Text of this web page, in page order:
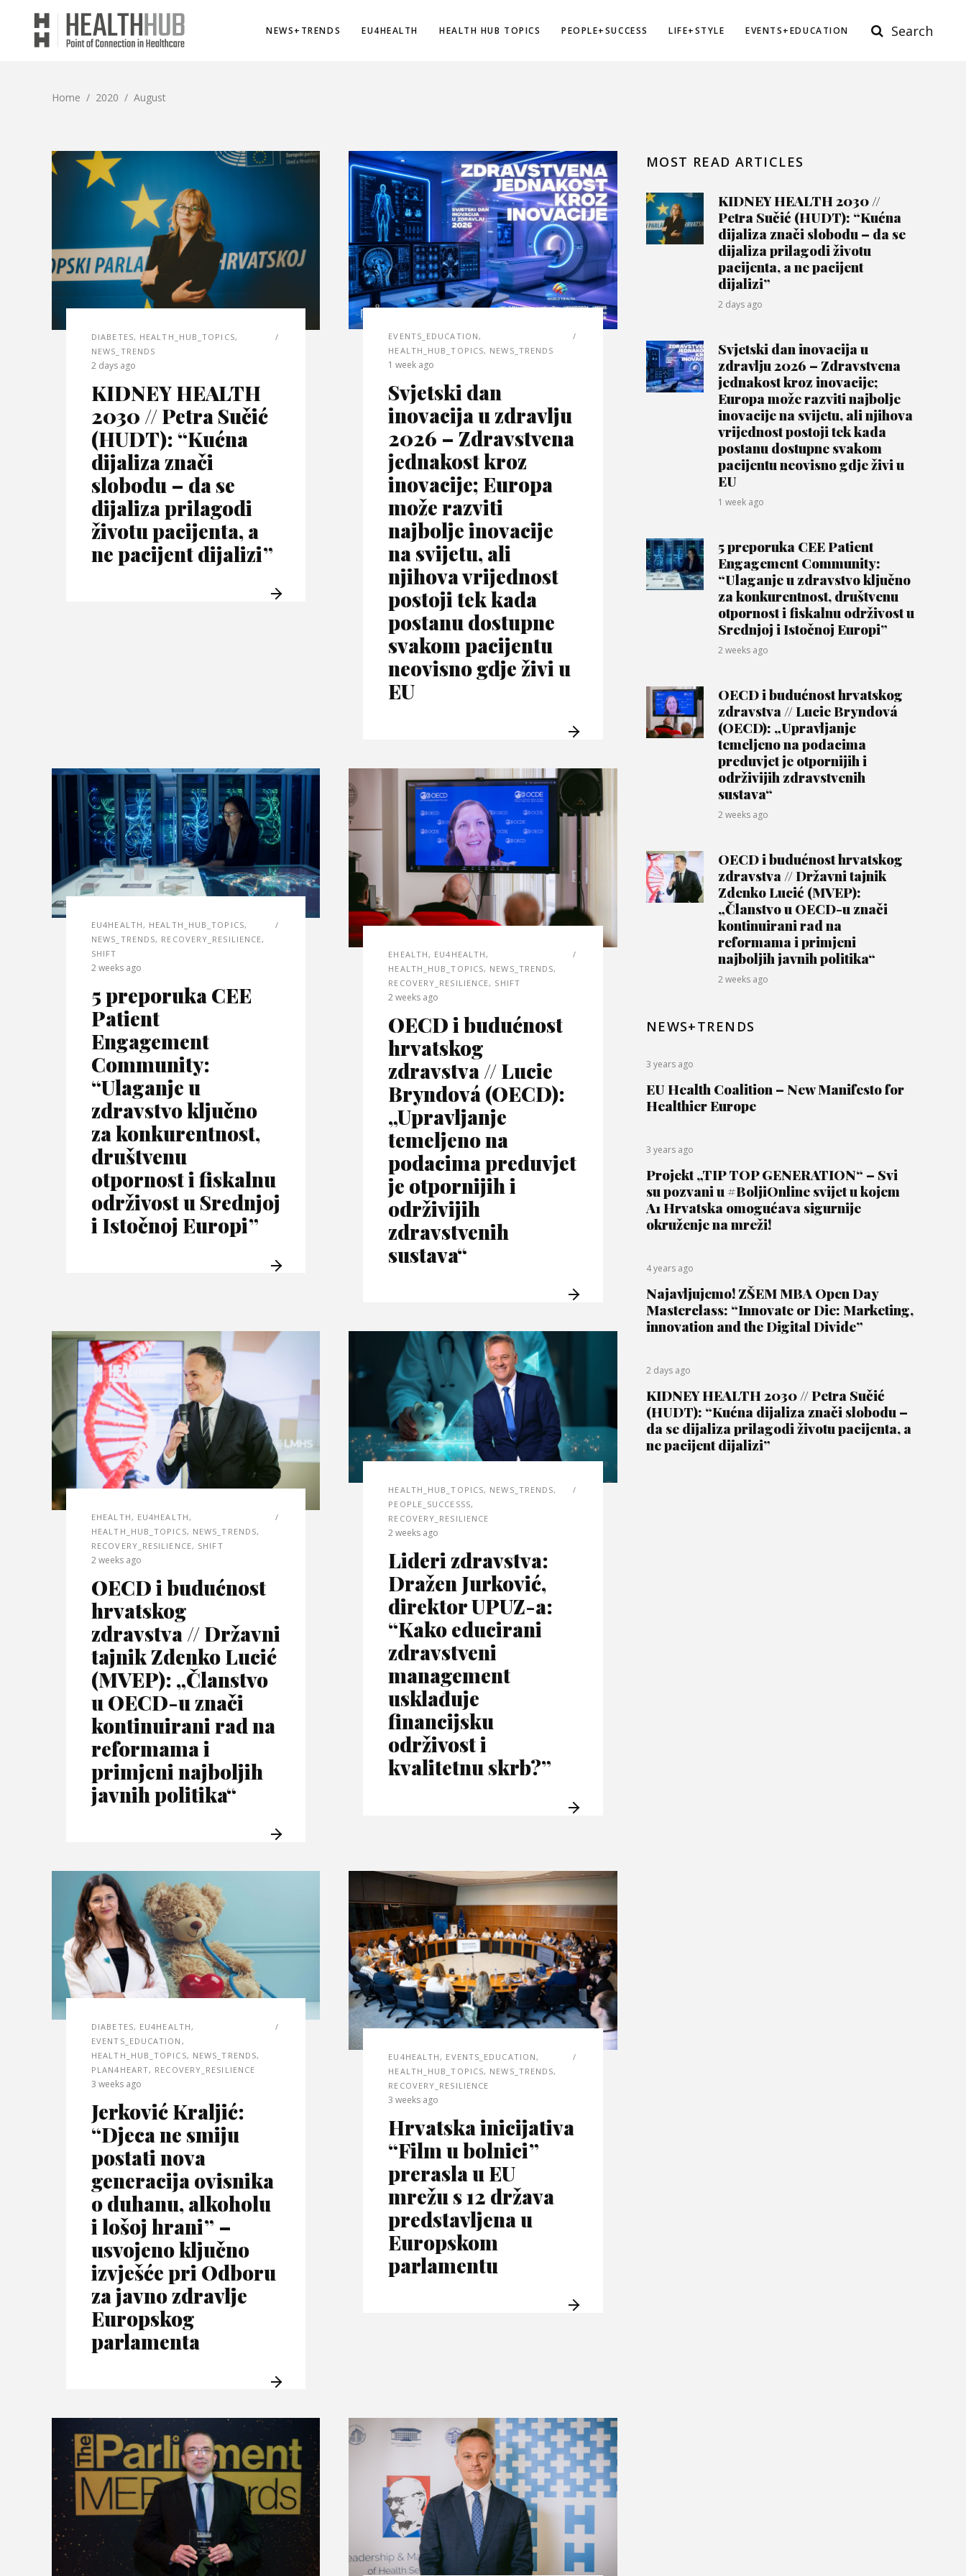
NEWS+TRENDS EU4HEALTH HEALTH HUB TOPICS PEOPLE+SUCCESS LIFE+STYLE EVENTS+EDUCATION Search
Home / 2020 / August
DIABETES, HEALTH_HUB_TOPICS,
NEWS_TRENDS
2 days ago
KIDNEY HEALTH
2030 // Petra Sučić
(HUDT): “Kućna
dijaliza znači
slobodu – da se
dijaliza prilagodi
životu pacijenta, a
ne pacijent dijalizi”
EVENTS_EDUCATION,
HEALTH_HUB_TOPICS, NEWS_TRENDS
1 week ago
Svjetski dan
inovacija u zdravlju
2026 – Zdravstvena
jednakost kroz
inovacije; Europa
može razviti
najbolje inovacije
na svijetu, ali
njihova vrijednost
postoji tek kada
postanu dostupne
svakom pacijentu
neovisno gdje živi u
EU
EU4HEALTH, HEALTH_HUB_TOPICS,
NEWS_TRENDS, RECOVERY_RESILIENCE,
SHIFT
2 weeks ago
5 preporuka CEE
Patient
Engagement
Community:
“Ulaganje u
zdravstvo ključno
za konkurentnost,
društvenu
otpornost i fiskalnu
održivost u Srednjoj
i Istočnoj Europi”
EHEALTH , EU4HEALTH ,
HEALTH_HUB_TOPICS, NEWS_TRENDS,
RECOVERY_RESILIENCE, SHIFT
2 weeks ago
OECD i budućnost
hrvatskog
zdravstva // Lucie
Bryndová (OECD):
„Upravljanje
temeljeno na
podacima preduvjet
je otpornijih i
održivijih
zdravstvenih
sustava“
EHEALTH , EU4HEALTH ,
HEALTH_HUB_TOPICS, NEWS_TRENDS,
RECOVERY_RESILIENCE, SHIFT
2 weeks ago
OECD i budućnost
hrvatskog
zdravstva // Državni
tajnik Zdenko Lucić
(MVEP): „Članstvo
u OECD-u znači
kontinuirani rad na
reformama i
primjeni najboljih
javnih politika“
HEALTH_HUB_TOPICS, NEWS_TRENDS,
PEOPLE_SUCCESSS,
RECOVERY_RESILIENCE
2 weeks ago
Lideri zdravstva:
Dražen Jurković,
direktor UPUZ-a:
“Kako educirani
zdravstveni
management
usklađuje
financijsku
održivost i
kvalitetnu skrb?”
DIABETES, EU4HEALTH,
EVENTS_EDUCATION ,
HEALTH_HUB_TOPICS, NEWS_TRENDS,
PLAN4HEART, RECOVERY_RESILIENCE
3 weeks ago
Jerković Kraljić:
“Djeca ne smiju
postati nova
generacija ovisnika
o duhanu, alkoholu
i lošoj hrani” –
usvojeno ključno
izvješće pri Odboru
za javno zdravlje
Europskog
parlamenta
EU4HEALTH , EVENTS_EDUCATION ,
HEALTH_HUB_TOPICS, NEWS_TRENDS,
RECOVERY_RESILIENCE
3 weeks ago
Hrvatska inicijativa
“Film u bolnici”
prerasla u EU
mrežu s 12 država
predstavljena u
Europskom
parlamentu
MOST READ ARTICLES
KIDNEY HEALTH 2030 //
Petra Sučić (HUDT): “Kućna
dijaliza znači slobodu – da se
dijaliza prilagodi životu
pacijenta, a ne pacijent
dijalizi”
2 days ago
Svjetski dan inovacija u
zdravlju 2026 – Zdravstvena
jednakost kroz inovacije;
Europa može razviti najbolje
inovacije na svijetu, ali njihova
vrijednost postoji tek kada
postanu dostupne svakom
pacijentu neovisno gdje živi u
EU
1 week ago
5 preporuka CEE Patient
Engagement Community:
“Ulaganje u zdravstvo ključno
za konkurentnost, društvenu
otpornost i fiskalnu održivost u
Srednjoj i Istočnoj Europi”
2 weeks ago
OECD i budućnost hrvatskog
zdravstva // Lucie Bryndová
(OECD): „Upravljanje
temeljeno na podacima
preduvjet je otpornijih i
održivijih zdravstvenih
sustava“
2 weeks ago
OECD i budućnost hrvatskog
zdravstva // Državni tajnik
Zdenko Lucić (MVEP):
„Članstvo u OECD-u znači
kontinuirani rad na
reformama i primjeni
najboljih javnih politika“
2 weeks ago
NEWS+TRENDS
3 years ago
EU Health Coalition – New Manifesto for
Healthier Europe
3 years ago
Projekt „TIP TOP GENERATION“ – Svi
su pozvani u #BoljiOnline svijet u kojem
A1 Hrvatska omogućava sigurnije
okruženje na mreži!
4 years ago
Najavljujemo! ZŠEM MBA Open Day
Masterclass: “Innovate or Die: Marketing,
innovation and the Digital Divide”
2 days ago
KIDNEY HEALTH 2030 // Petra Sučić
(HUDT): “Kućna dijaliza znači slobodu –
da se dijaliza prilagodi životu pacijenta, a
ne pacijent dijalizi”